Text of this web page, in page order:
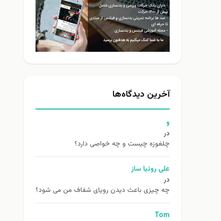
آخرین دیدگاه‌ها
و
در
چلغوزه چیست و چه خواصی دارد؟
علی روئیا ساز
در
چه چیزی باعث دیدن رویای شفاف من می شود؟
Tom